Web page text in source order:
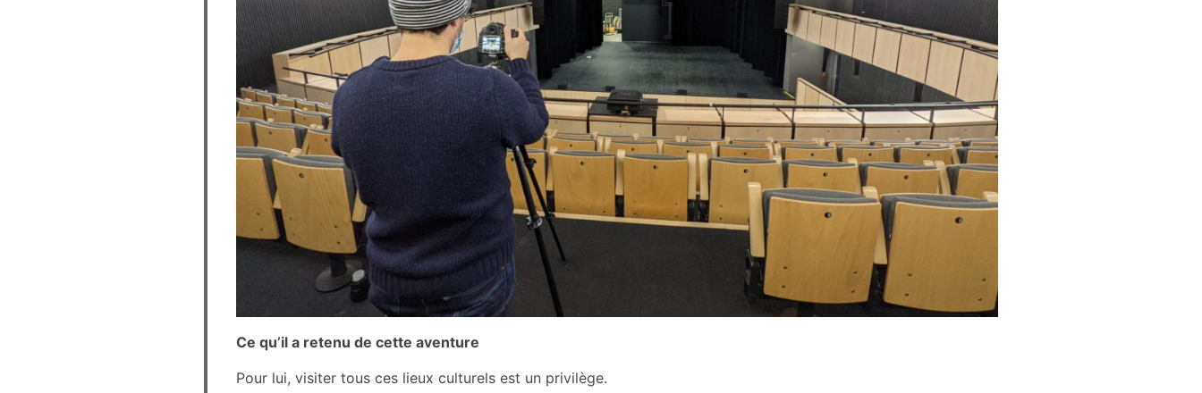
Ce qu’il a retenu de cette aventure
Pour lui, visiter tous ces lieux culturels est un privilège.